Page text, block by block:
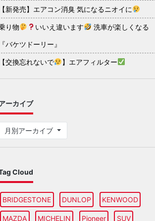
新発売】エアコン消臭 気になるニオイに
り物 いいえ違います 洗車が楽しくなる
バケツドーリー』
交換忘れないで 】エアフィルター
ーカイブ
月別アーカイブ
Cloud
BRIDGESTONE DUNLOP KENWOOD
MAZDA MICHELIN Pioneer SUV